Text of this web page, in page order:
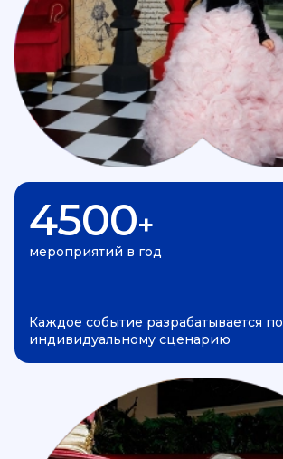
4500+
мероприятий в год
Каждое событие разрабатывается по
индивидуальному сценарию